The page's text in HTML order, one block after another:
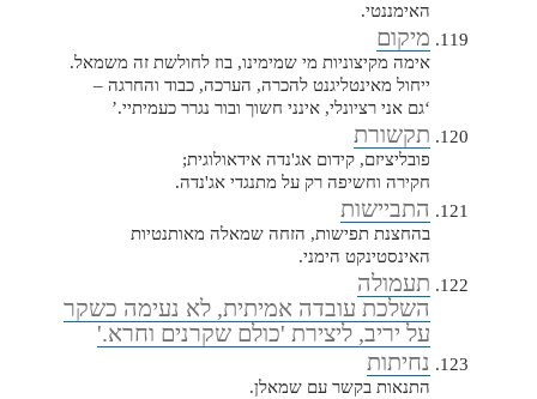
האימננטי.
מיקום
אימה מקיצוניות מי שמימינו, בוז לחולשת זה משמאל.
ייחול מאינטליגנט להכרה, הערכה, כבוד והחרגה –
‘גם אני רציונלי, אינני חשוך ובור נגרר כעמיתיי.’
תקשורת
פובליציזם, קידום אג'נדה אידאולוגית;
חקירה וחשיפה רק על מתנגדי אג'נדה.
התביישות
בהחצנת תפישות, הזחה שמאלה מאותנטיות
האינסטינקט הימני.
תעמולה
השלכת עובדה אמיתית, לא נעימה כשקר
על יריב, ליצירת 'כולם שקרנים וחרא.'
נחיתות
התנאות בקשר עם שמאלן.